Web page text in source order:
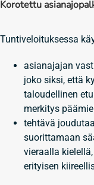
Korotettu
Tuntiveloituksessa
asianajajan
joko siksi, että
taloudellinen
merkitys
tehtävä
suorittamaan
vieraalla
erityisen